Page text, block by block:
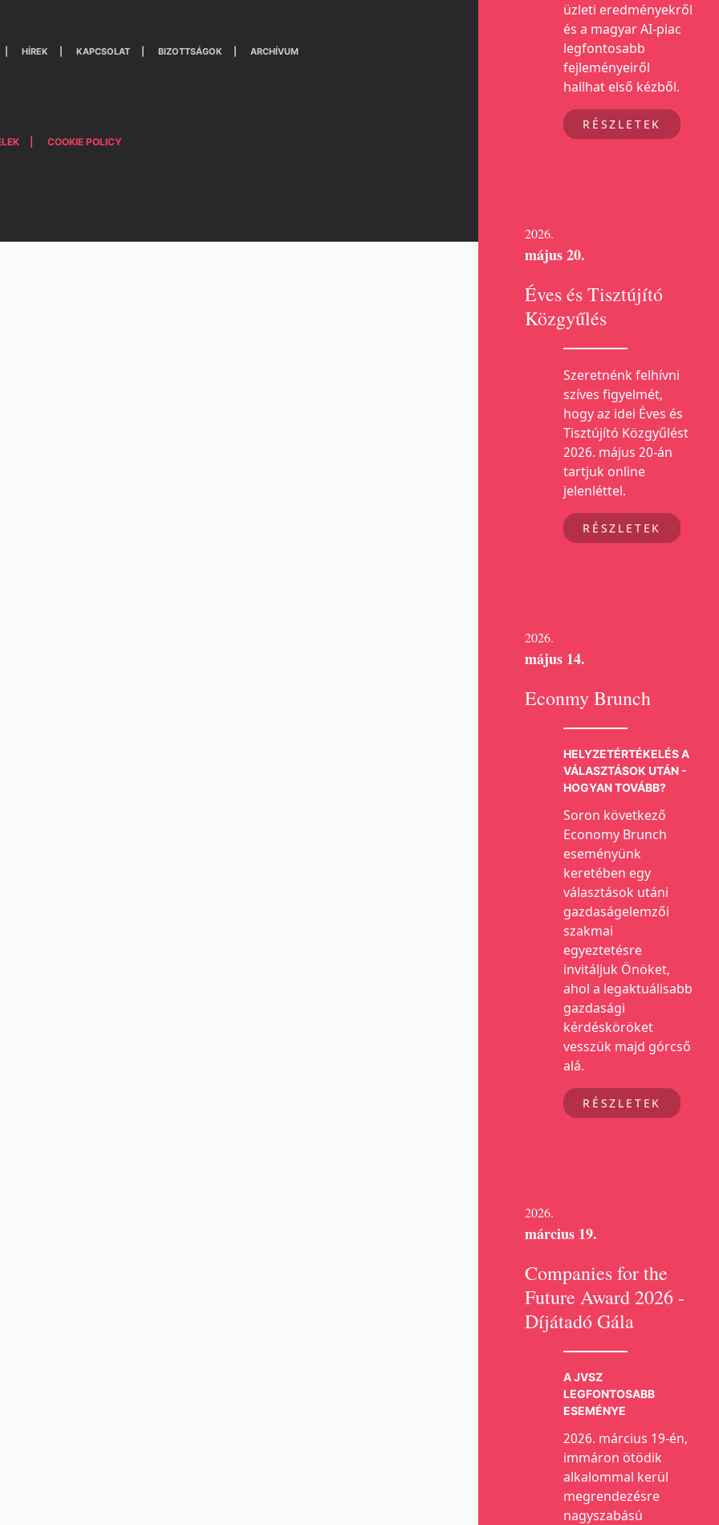
üzleti eredményekről
és a magyar AI-piac
legfontosabb
fejleményeiről
hallhat első kézből.
RÉSZLETEK
2026.
május 20.
Éves és Tisztújító
Közgyűlés
Szeretnénk felhívni
szíves figyelmét,
hogy az idei Éves és
Tisztújító Közgyűlést
2026. május 20-án
tartjuk online
jelenléttel.
RÉSZLETEK
2026.
május 14.
Econmy Brunch
HELYZETÉRTÉKELÉS A
VÁLASZTÁSOK UTÁN -
HOGYAN TOVÁBB?
Soron következő
Economy Brunch
eseményünk
keretében egy
választások utáni
gazdaságelemzői
szakmai
egyeztetésre
invitáljuk Önöket,
ahol a legaktuálisabb
gazdasági
kérdésköröket
vesszük majd górcső
alá.
RÉSZLETEK
2026.
március 19.
Companies for the
Future Award 2026 -
Díjátadó Gála
A JVSZ
LEGFONTOSABB
ESEMÉNYE
2026. március 19-én,
immáron ötödik
alkalommal kerül
megrendezésre
nagyszabású
HÍREK KAPCSOLAT BIZOTTSÁGOK ARCHÍVUM
COOKIE POLICY